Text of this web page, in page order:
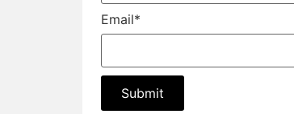
Email*